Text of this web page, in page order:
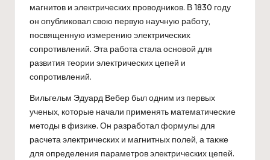
магнитов и электрических проводников. В 1830 году
он опубликовал свою первую научную работу,
посвященную измерению электрических
сопротивлений. Эта работа стала основой для
развития теории электрических цепей и
сопротивлений.
Вильгельм Эдуард Вебер был одним из первых
ученых, которые начали применять математические
методы в физике. Он разработал формулы для
расчета электрических и магнитных полей, а также
для определения параметров электрических цепей.